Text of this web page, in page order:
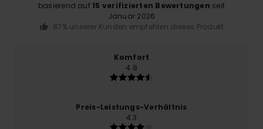
basierend auf 15 verifizierten Bewertungen seit
Januar 2026
87% unserer Kunden empfehlen dieses Produkt
Komfort
4.8
Preis-Leistungs-Verhältnis
4.3